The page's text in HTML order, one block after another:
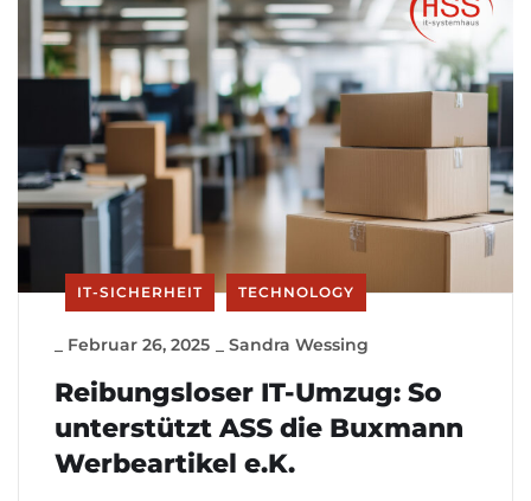
IT-SICHERHEIT TECHNOLOGY
Februar 26, 2025 Sandra Wessing
Reibungsloser IT-Umzug: So
unterstützt ASS die Buxmann
Werbeartikel e.K.